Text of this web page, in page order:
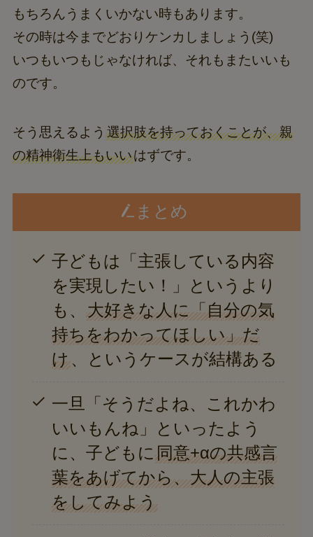
もちろんうまくいかない時もあります。
その時は今までどおりケンカしましょう(笑)
いつもいつもじゃなければ、それもまたいいも
のです。
そう思えるよう 選択肢を持っておくことが、親
の精神衛生上もいいはずです。
まとめ
子どもは「主張している内容
を実現したい！」というより
も、大好きな人に「自分の気
持ちをわかってほしい」だ
け、というケースが結構ある
一旦「そうだよね、これかわ
いいもんね」といったよう
に、子どもに同意+αの共感言
葉をあげてから、大人の主張
をしてみよう